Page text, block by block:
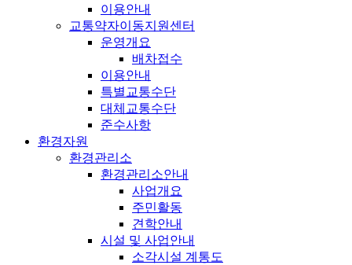
이용안내
교통약자이동지원센터
운영개요
배차접수
이용안내
특별교통수단
대체교통수단
준수사항
환경자원
환경관리소
환경관리소안내
사업개요
주민활동
견학안내
시설 및 사업안내
소각시설 계통도